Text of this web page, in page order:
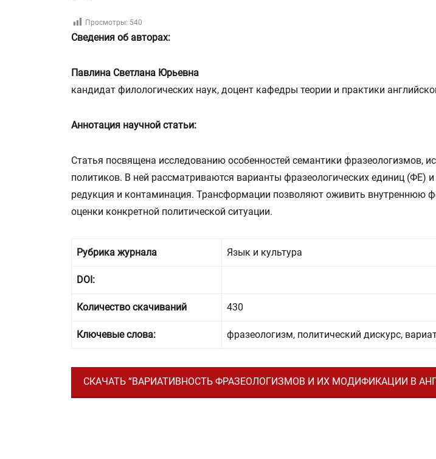
Просмотры: 540
Сведения об авторах:
Павлина Светлана Юрьевна
кандидат филологических наук, доцент кафедры теории и практики
Аннотация научной статьи:
Статья посвящена исследованию особенностей семантики фразеологизмов,
политиков. В ней рассматриваются варианты фразеологических единиц (ФЕ)
редукция и контаминация. Трансформации позволяют оживить внутреннюю
оценки конкретной политической ситуации.
Рубрика журнала Язык и культура
DOI:
Количество скачиваний 430
Ключевые слова: фразеологизм, политический дискурс,
СКАЧАТЬ “ВАРИАТИВНОСТЬ ФРАЗЕОЛОГИЗМОВ И ИХ МОДИФИКАЦИИ В